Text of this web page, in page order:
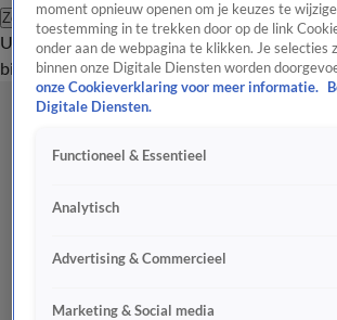
Zoeken
UitzendingenVandaag InsideDe
bijwonen
moment opnieuw openen om je keuzes te
toestemming in te trekken door op de link
onder aan de webpagina te klikken. Je selecties
binnen onze Digitale Diensten worden
onze Cookieverklaring voor meer informatie.
Digitale Diensten.
Functioneel & Essentieel
Analytisch
Advertising & Commercieel
Marketing & Social media